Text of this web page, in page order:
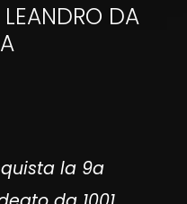
LEANDRO DA
la 9a